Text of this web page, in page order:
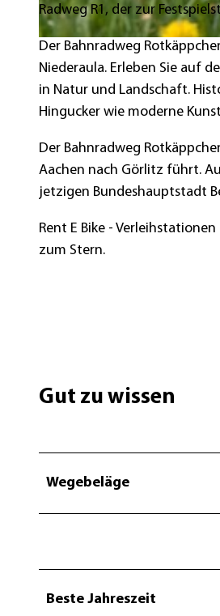
© Florian Emberger, Heidrun Englisch
Radweg R1, der zur
Der Bahnradweg
Niederaula. Erleben Sie auf
in Natur und Landschaft.
Hingucker wie moderne
Der Bahnradweg
Aachen nach Görlitz führt.
jetzigen Bundeshauptstadt
Rent E Bike -
zum Stern.
Gut zu wissen
Wegebeläge
Beste Jahreszeit